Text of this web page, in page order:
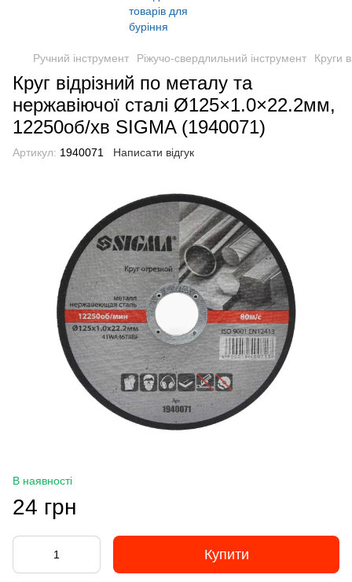
Ручний інструмент Ріжучо-свердлильний інструмент Круги
Круг відрізний по металу та
нержавіючої сталі Ø125×1.0×22.2мм,
12250об/хв SIGMA (1940071)
Артикул: 1940071 Написати відгук
В наявності
24 грн
Купити